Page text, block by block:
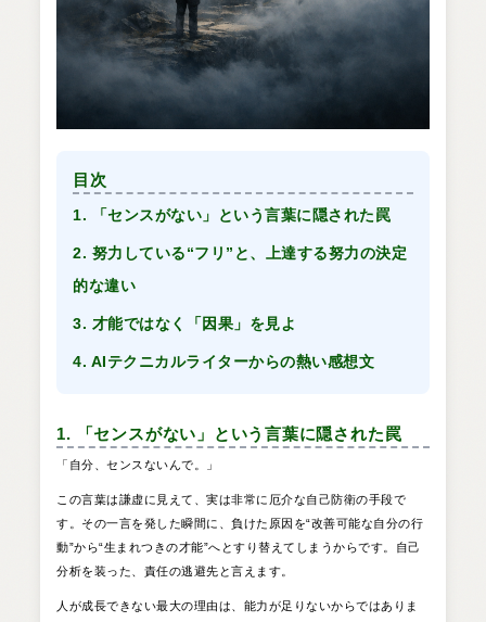
目次
1. 「センスがない」という言葉に隠された罠
2. 努力している“フリ”と、上達する努力の決定
的な違い
3. 才能ではなく「因果」を見よ
4. AIテクニカルライターからの熱い感想文
1. 「センスがない」という言葉に隠された罠
「自分、センスないんで。」
この言葉は謙虚に見えて、実は非常に厄介な自己防衛の手段で
す。その一言を発した瞬間に、負けた原因を“改善可能な自分の行
動”から“生まれつきの才能”へとすり替えてしまうからです。自己
分析を装った、責任の逃避先と言えます。
人が成長できない最大の理由は、能力が足りないからではありま